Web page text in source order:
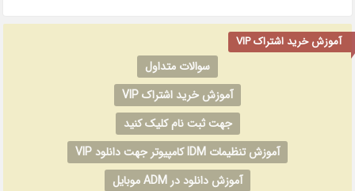
آموزش خرید اشتراک VIP
سوالات متداول
آموزش خرید اشتراک VIP
جهت ثبت نام کلیک کنید
آموزش تنظیمات IDM کامپیوتر جهت دانلود VIP
آموزش دانلود در ADM موبایل